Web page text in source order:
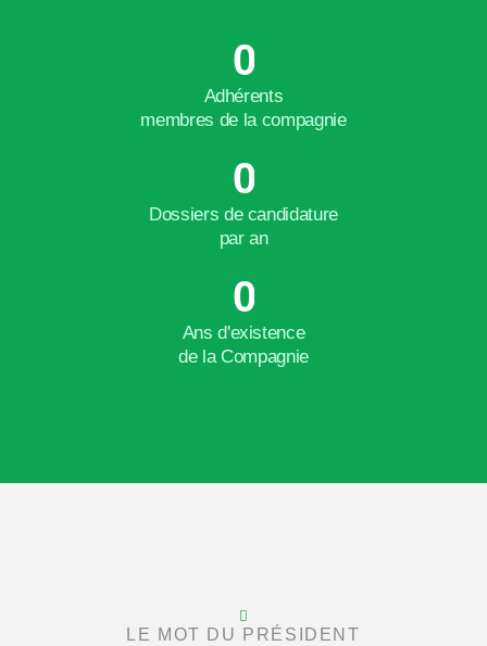
0
Adhérents
membres de la compagnie
0
Dossiers de candidature
par an
0
Ans d'existence
de la Compagnie
LE MOT DU PRÉSIDENT